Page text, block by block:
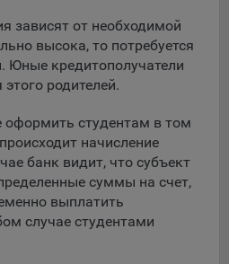
мои изменения
зависят от необходимой
высока, то потребуется
Юные кредитополучатели
родителей.
оформить студентам в том
начисление
банк видит, что субъект
суммы на счет,
выплатить
случае студентами